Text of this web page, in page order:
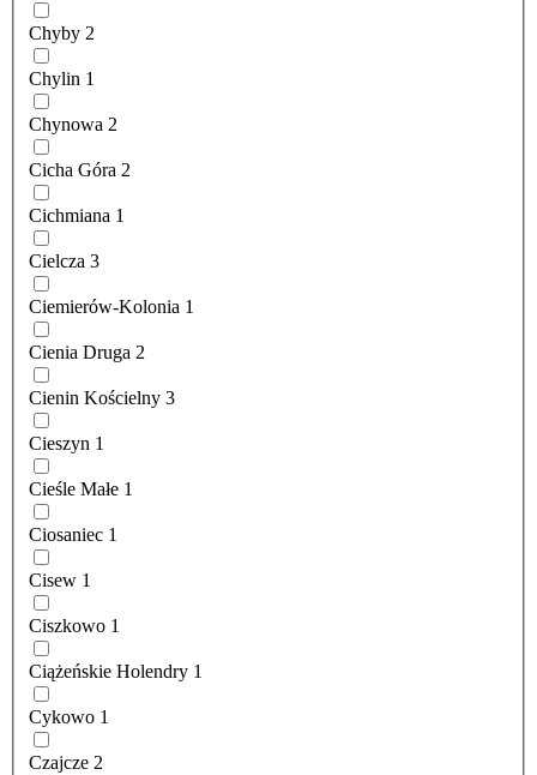
Chyby 2
Chylin 1
Chynowa 2
Cicha Góra 2
Cichmiana 1
Cielcza 3
Ciemierów-Kolonia 1
Cienia Druga 2
Cienin Kościelny 3
Cieszyn 1
Cieśle Małe 1
Ciosaniec 1
Cisew 1
Ciszkowo 1
Ciążeńskie Holendry 1
Cykowo 1
Czajcze 2